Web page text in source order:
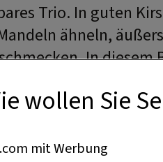
Trio. In guten
ähneln,
In
wollen Sie
mit Werbung